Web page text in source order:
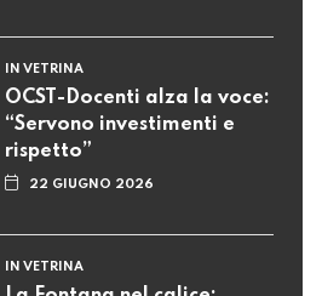
IN VETRINA
OCST-Docenti alza la voce:
“Servono investimenti e
rispetto”
22 GIUGNO 2026
IN VETRINA